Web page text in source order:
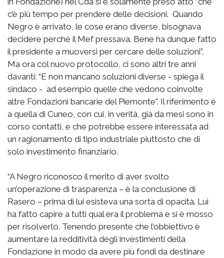
c’è più tempo per prendere delle decisioni. Quando
Negro è arrivato, le cose erano diverse, bisognava
decidere perché il Mef pressava. Bene ha dunque fatto
il presidente a muoversi per cercare delle soluzioni”.
Ma ora col nuovo protocollo, ci sono altri tre anni
davanti: “E non mancano soluzioni diverse - spiega il
sindaco - ad esempio quelle che vedono coinvolte
altre Fondazioni bancarie del Piemonte”. Il riferimento è
a quella di Cuneo, con cui, in verità, già da mesi sono in
corso contatti, e che potrebbe essere interessata ad
un ragionamento di tipo industriale piuttosto che di
solo investimento finanziario.
“A Negro riconosco il merito di aver svolto
un’operazione di trasparenza – è la conclusione di
Rasero – prima di lui esisteva una sorta di opacità. Lui
ha fatto capire a tutti qual era il problema e si è mosso
per risolverlo. Tenendo presente che l’obbiettivo è
aumentare la redditività degli investimenti della
Fondazione in modo da avere più fondi da destinare